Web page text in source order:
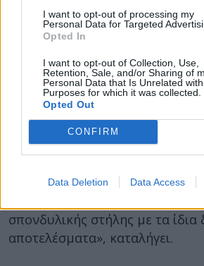
I want to opt-out of processing my
Personal Data for Targeted
Opted In
I want to opt-out of Collection, Use,
Retention, Sale, and/or Sharing of
Personal Data that Is Unrelated
Purposes for which it was collected.
Opted Out
CONFIRM
Data Deletion Data Access
Τελευταία και μετά τις
ειδικών, όλο και περισσότεροι
τους χρήση, είτε για τα παιδιά
τον κ. Κακαβά, παρότι δεν
αποδείξεις, θεωρούνται πιο
μυοσκελετική υγεία. «Βέβαια,
ίδιος κανόνας: να μην
τη στροφή του κορμού και
σπονδυλικής στήλης με τα ίδια
αποτελέσματα», καταλήγει.